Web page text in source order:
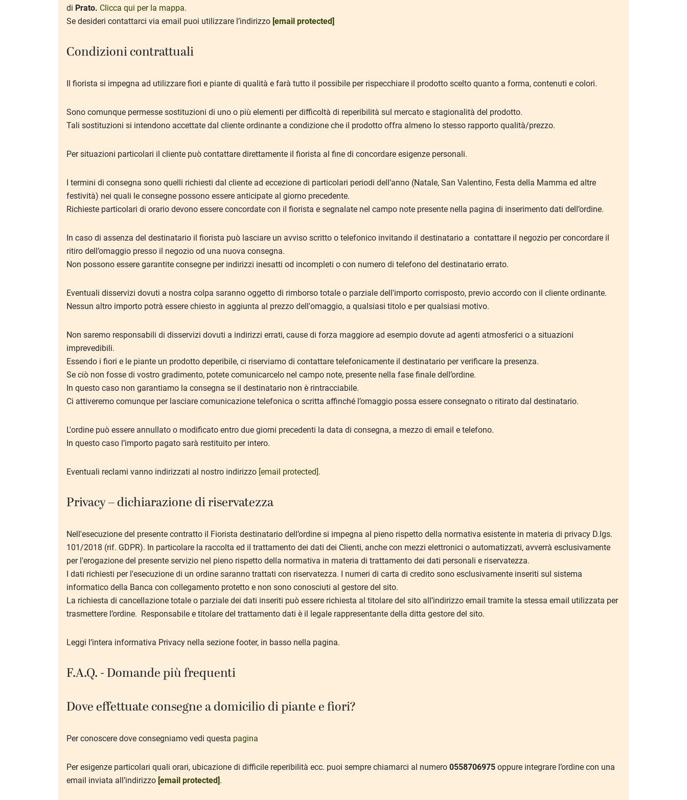
di Prato. Clicca qui per la mappa.
Se desideri contattarci via email puoi utilizzare l’indirizzo [email protected]
Condizioni contrattuali
Il fiorista si impegna ad utilizzare fiori e piante di qualità e farà tutto il possibile per rispecchiare il prodotto scelto quanto a forma, contenuti e colori.
Sono comunque permesse sostituzioni di uno o più elementi per difficoltà di reperibilità sul mercato e stagionalità del prodotto.
Tali sostituzioni si intendono accettate dal cliente ordinante a condizione che il prodotto offra almeno lo stesso rapporto qualità/prezzo.
Per situazioni particolari il cliente può contattare direttamente il fiorista al fine di concordare esigenze personali.
I termini di consegna sono quelli richiesti dal cliente ad eccezione di particolari periodi dell’anno (Natale, San Valentino, Festa della Mamma ed altre
festività) nei quali le consegne possono essere anticipate al giorno precedente.
Richieste particolari di orario devono essere concordate con il fiorista e segnalate nel campo note presente nella pagina di inserimento dati dell’ordine.
In caso di assenza del destinatario il fiorista può lasciare un avviso scritto o telefonico invitando il destinatario a contattare il negozio per concordare il
ritiro dell’omaggio presso il negozio od una nuova consegna.
Non possono essere garantite consegne per indirizzi inesatti od incompleti o con numero di telefono del destinatario errato.
Eventuali disservizi dovuti a nostra colpa saranno oggetto di rimborso totale o parziale dell'importo corrisposto, previo accordo con il cliente ordinante.
Nessun altro importo potrà essere chiesto in aggiunta al prezzo dell'omaggio, a qualsiasi titolo e per qualsiasi motivo.
Non saremo responsabili di disservizi dovuti a indirizzi errati, cause di forza maggiore ad esempio dovute ad agenti atmosferici o a situazioni
imprevedibili.
Essendo i fiori e le piante un prodotto deperibile, ci riserviamo di contattare telefonicamente il destinatario per verificare la presenza.
Se ciò non fosse di vostro gradimento, potete comunicarcelo nel campo note, presente nella fase finale dell’ordine.
In questo caso non garantiamo la consegna se il destinatario non è rintracciabile.
Ci attiveremo comunque per lasciare comunicazione telefonica o scritta affinché l’omaggio possa essere consegnato o ritirato dal destinatario.
L'ordine può essere annullato o modificato entro due giorni precedenti la data di consegna, a mezzo di email e telefono.
In questo caso l’importo pagato sarà restituito per intero.
Eventuali reclami vanno indirizzati al nostro indirizzo [email protected].
Privacy – dichiarazione di riservatezza
Nell'esecuzione del presente contratto il Fiorista destinatario dell’ordine si impegna al pieno rispetto della normativa esistente in materia di privacy D.lgs.
101/2018 (rif. GDPR). In particolare la raccolta ed il trattamento dei dati dei Clienti, anche con mezzi elettronici o automatizzati, avverrà esclusivamente
per l'erogazione del presente servizio nel pieno rispetto della normativa in materia di trattamento dei dati personali e riservatezza.
I dati richiesti per l'esecuzione di un ordine saranno trattati con riservatezza. I numeri di carta di credito sono esclusivamente inseriti sul sistema
informatico della Banca con collegamento protetto e non sono conosciuti al gestore del sito.
La richiesta di cancellazione totale o parziale dei dati inseriti può essere richiesta al titolare del sito all’indirizzo email tramite la stessa email utilizzata per
trasmettere l’ordine. Responsabile e titolare del trattamento dati è il legale rappresentante della ditta gestore del sito.
Leggi l’intera informativa Privacy nella sezione footer, in basso nella pagina.
F.A.Q. - Domande più frequenti
Dove effettuate consegne a domicilio di piante e fiori?
Per conoscere dove consegniamo vedi questa pagina
Per esigenze particolari quali orari, ubicazione di difficile reperibilità ecc. puoi sempre chiamarci al numero 0558706975 oppure integrare l’ordine con una
email inviata all’indirizzo [email protected].